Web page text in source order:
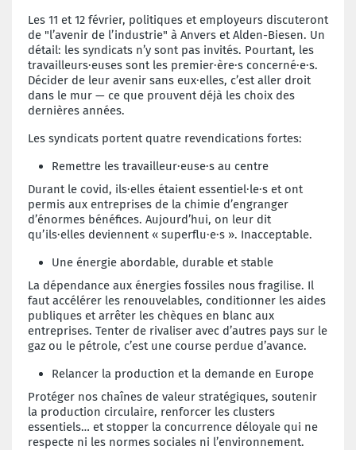
Les 11 et 12 février, politiques et employeurs discuteront
de "l’avenir de l’industrie" à Anvers et Alden-Biesen. Un
détail: les syndicats n’y sont pas invités. Pourtant, les
travailleurs·euses sont les premier·ère·s concerné·e·s.
Décider de leur avenir sans eux·elles, c’est aller droit
dans le mur — ce que prouvent déjà les choix des
dernières années.
Les syndicats portent quatre revendications fortes:
Remettre les travailleur·euse·s au centre
Durant le covid, ils·elles étaient essentiel·le·s et ont
permis aux entreprises de la chimie d’engranger
d’énormes bénéfices. Aujourd’hui, on leur dit
qu’ils·elles deviennent « superflu·e·s ». Inacceptable.
Une énergie abordable, durable et stable
La dépendance aux énergies fossiles nous fragilise. Il
faut accélérer les renouvelables, conditionner les aides
publiques et arrêter les chèques en blanc aux
entreprises. Tenter de rivaliser avec d’autres pays sur le
gaz ou le pétrole, c’est une course perdue d’avance.
Relancer la production et la demande en Europe
Protéger nos chaînes de valeur stratégiques, soutenir
la production circulaire, renforcer les clusters
essentiels… et stopper la concurrence déloyale qui ne
respecte ni les normes sociales ni l’environnement.